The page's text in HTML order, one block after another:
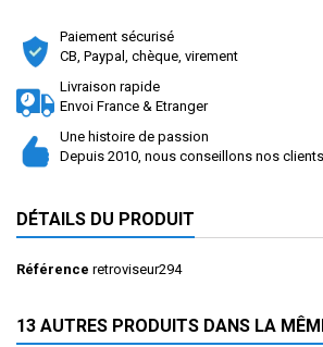
Paiement sécurisé
CB, Paypal, chèque, virement
Livraison rapide
Envoi France & Etranger
Une histoire de passion
Depuis 2010, nous conseillons nos
DÉTAILS DU PRODUIT
Référence retroviseur294
13 AUTRES PRODUITS DANS LA